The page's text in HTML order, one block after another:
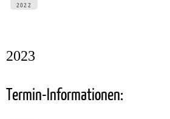
2022
2023
Termin-Informationen: